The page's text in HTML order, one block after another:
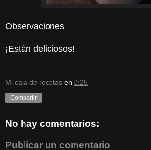
Observaciones
¡Están deliciosos!
Mi caja de recetas en 0:25
Compartir
No hay comentarios:
Publicar un comentario